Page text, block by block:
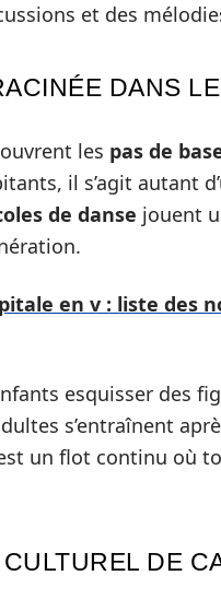
et des
DANS
les pas de
il s’agit autant
de danse jouent
en v : liste des
esquisser des
s’entraînent
un flot continu où
DE